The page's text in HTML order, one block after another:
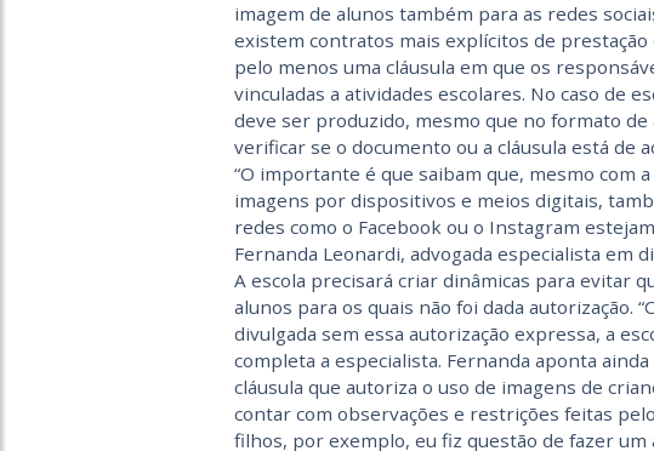
imagem de alunos também para as redes
existem contratos mais explícitos de
pelo menos uma cláusula em que os
vinculadas a atividades escolares. No caso de
deve ser produzido, mesmo que no formato de
verificar se o documento ou a cláusula está de
“O importante é que saibam que, mesmo com
imagens por dispositivos e meios digitais,
redes como o Facebook ou o Instagram
Fernanda Leonardi, advogada especialista em
A escola precisará criar dinâmicas para evitar
alunos para os quais não foi dada autorização.
divulgada sem essa autorização expressa, a
completa a especialista. Fernanda aponta
cláusula que autoriza o uso de imagens de
contar com observações e restrições feitas
filhos, por exemplo, eu fiz questão de fazer